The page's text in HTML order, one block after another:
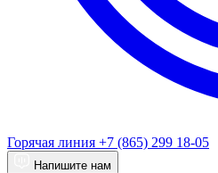
Горячая линия +7 (865) 299 18-05
Напишите нам